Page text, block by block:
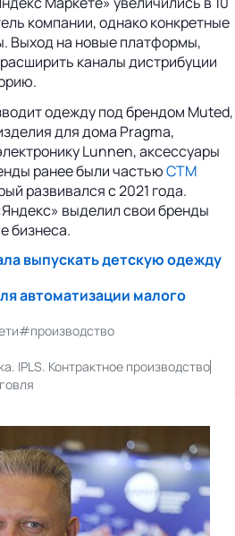
компании, однако конкретные
Выход на новые платформы,
каналы дистрибуции
одежду под брендом Muted,
для дома Pragma,
Lunnen, аксессуары
ранее были частьюСТМ
развивался с 2021 года.
выделил свои бренды
бизнеса.
выпускать детскую одежду
автоматизации малого
#производство
IPLS. Контрактное производство